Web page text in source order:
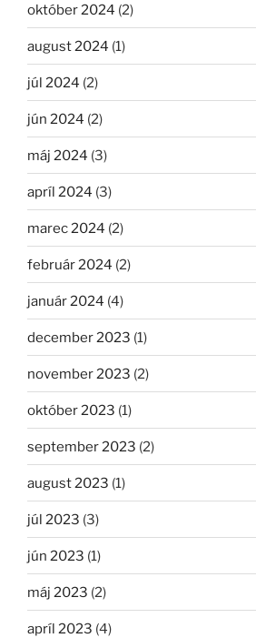
október 2024 (2)
august 2024 (1)
júl 2024 (2)
jún 2024 (2)
máj 2024 (3)
apríl 2024 (3)
marec 2024 (2)
február 2024 (2)
január 2024 (4)
december 2023 (1)
november 2023 (2)
október 2023 (1)
september 2023 (2)
august 2023 (1)
júl 2023 (3)
jún 2023 (1)
máj 2023 (2)
apríl 2023 (4)